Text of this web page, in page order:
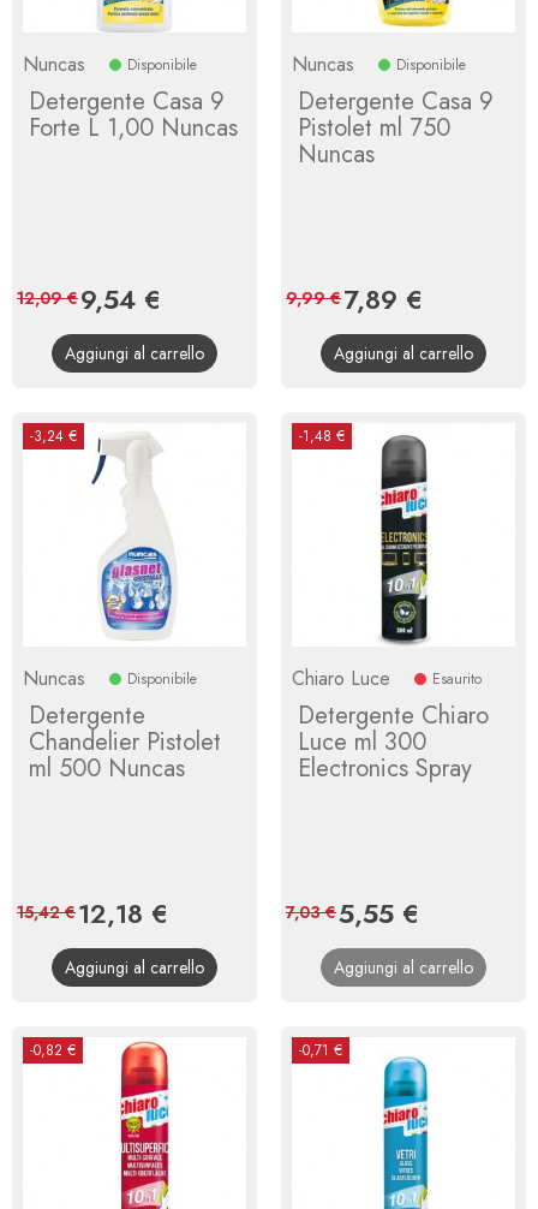
Nuncas Disponibile
Detergente Casa 9
Forte L 1,00 Nuncas
Prezzo
9,54 €
base
12,09 €
Aggiungi al carrello
Nuncas Disponibile
Detergente Casa 9
Pistolet ml 750
Nuncas
Prezzo
7,89 €
base
9,99 €
Aggiungi al carrello
-3,24 €
Nuncas Disponibile
Detergente
Chandelier Pistolet
ml 500 Nuncas
Prezzo
12,18 €
base
15,42 €
Aggiungi al carrello
-1,48 €
Chiaro Luce Esaurito
Detergente Chiaro
Luce ml 300
Electronics Spray
Prezzo
5,55 €
base
7,03 €
Aggiungi al carrello
-0,82 € -0,71 €